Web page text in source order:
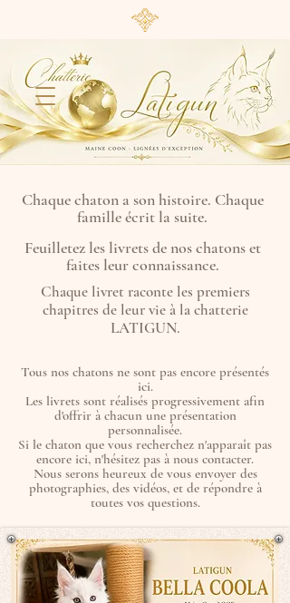
Chaque chaton a son histoire. Chaque
famille écrit la suite.
Feuilletez les livrets de nos chatons et
faites leur connaissance.
Chaque livret raconte les premiers
chapitres de leur vie à la chatterie
LATIGUN.
Tous nos chatons ne sont pas encore présentés
ici.
Les livrets sont réalisés progressivement afin
d'offrir à chacun une présentation
personnalisée.
Si le chaton que vous recherchez n'apparaît pas
encore ici, n'hésitez pas à nous contacter.
Nous serons heureux de vous envoyer des
photographies, des vidéos, et de répondre à
toutes vos questions.